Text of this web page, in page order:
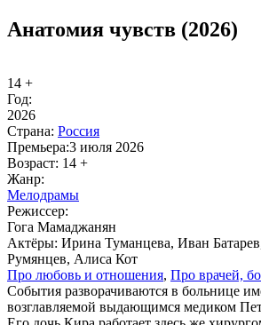
Анатомия чувств (2026)
14 +
Год:
2026
Стра­на: Рос­сия
Пре­мье­ра:3 июля 2026
Воз­раст: 14 +
Жанр:
Ме­ло­дра­мы
Ре­жис­сер:
Гога Мамаджанян
Ак­тё­ры: Ирина Туманцева, Иван
Румянцев, Алиса Кот
Про лю­бовь и от­но­ше­ния, Про вра­чей,
События разворачиваются в больнице
возглавляемой выдающимся медиком